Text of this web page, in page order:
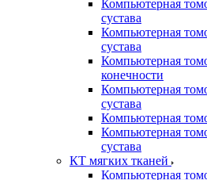
Компьютерная
сустава
Компьютерная
сустава
Компьютерная
конечности
Компьютерная
сустава
Компьютерная
Компьютерная
сустава
КТ мягких тканей
Компьютерная